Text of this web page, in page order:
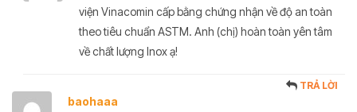
viện Vinacomin cấp bằng chứng nhận về độ an toàn
theo tiêu chuẩn ASTM. Anh (chị) hoàn toàn yên tâm
về chất lượng Inox ạ!
baohaaa
TRẢ LỜI